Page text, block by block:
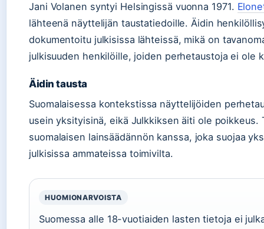
Jani Volanen syntyi Helsingissä vuonna 1971.
lähteenä näyttelijän taustatiedoille. Äidin
dokumentoitu julkisissa lähteissä, mikä on
julkisuuden henkilöille, joiden perhetaustoja ei ole
Äidin tausta
Suomalaisessa kontekstissa näyttelijöiden
usein yksityisinä, eikä Julkkiksen äiti ole poikkeus.
suomalaisen lainsäädännön kanssa, joka suojaa
julkisissa ammateissa toimivilta.
HUOMIONARVOISTA
Suomessa alle 18-vuotiaiden lasten tietoja ei